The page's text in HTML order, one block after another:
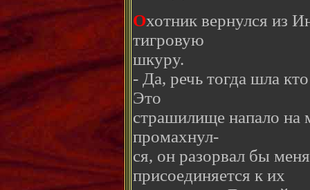
Охотник вернулся из
тигровую
шкуру.
- Да, речь тогда шла
Это
страшилище напало на
промахнул-
ся, он разорвал бы
присоединяется к их